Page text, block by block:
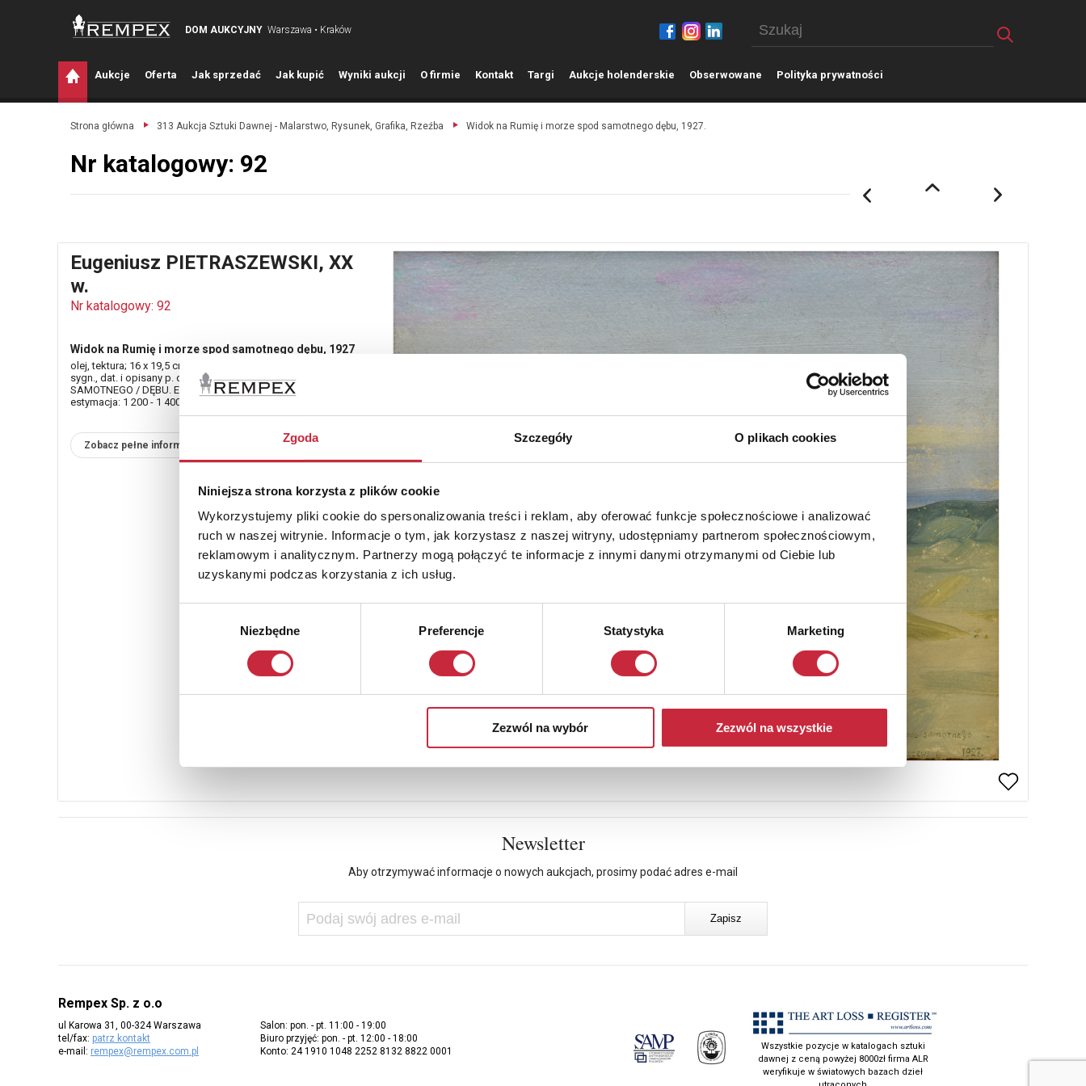
Zgoda Szczegóły O plikach cookies
Niniejsza strona korzysta z plików cookie
Wykorzystujemy pliki cookie do spersonalizowania treści i reklam, aby oferować funkcje społecznościowe i analizować
ruch w naszej witrynie. Informacje o tym, jak korzystasz z naszej witryny, udostępniamy partnerom społecznościowym,
reklamowym i analitycznym. Partnerzy mogą połączyć te informacje z innymi danymi otrzymanymi od Ciebie lub
uzyskanymi podczas korzystania z ich usług.
Niezbędne Preferencje Statystyka Marketing
Zezwól na wybór Zezwól na wszystkie
DOM AUKCYJNY Warszawa • Kraków
Aukcje Oferta Jak sprzedać Jak kupić Wyniki aukcji O firmie Kontakt Targi Aukcje holenderskie Obserwowane Polityka prywatności
Strona główna 313 Aukcja Sztuki Dawnej - Malarstwo, Rysunek, Grafika, Rzeźba Widok na Rumię i morze spod samotnego dębu, 1927.
Nr katalogowy: 92
Eugeniusz PIETRASZEWSKI, XX
w.
Nr katalogowy: 92
Widok na Rumię i morze spod samotnego dębu, 1927
olej, tektura; 16 x 19,5 cm;
sygn., dat. i opisany p. d.: WIDOK NA RUMJĘ I MORZE SPOD
SAMOTNEGO / DĘBU. EUGENIUSZ PIETRASZEWSKI 1927.
estymacja: 1 200 - 1 400 zł
Zobacz pełne informacje
Newsletter
Aby otrzymywać informacje o nowych aukcjach, prosimy podać adres e-mail
Rempex Sp. z o.o
ul Karowa 31, 00-324 Warszawa
tel/fax: patrz kontakt
e-mail: rempex@rempex.com.pl
Salon: pon. - pt. 11:00 - 19:00
Biuro przyjęć: pon. - pt. 12:00 - 18:00
Konto: 24 1910 1048 2252 8132 8822 0001
Wszystkie pozycje w katalogach sztuki
dawnej z ceną powyżej 8000zł firma ALR
weryfikuje w światowych bazach dzieł